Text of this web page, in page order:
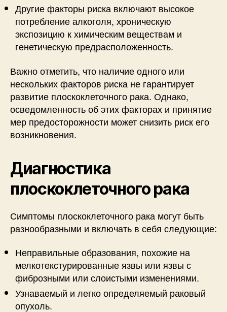
Другие факторы риска включают высокое
потребление алкоголя, хроническую
экспозицию к химическим веществам и
генетическую предрасположенность.
Важно отметить, что наличие одного или
нескольких факторов риска не гарантирует
развитие плоскоклеточного рака. Однако,
осведомленность об этих факторах и принятие
мер предосторожности может снизить риск его
возникновения.
Диагностика
плоскоклеточного рака
Симптомы плоскоклеточного рака могут быть
разнообразными и включать в себя следующие:
Неправильные образования, похожие на
мелкотекстурированные язвы или язвы с
фиброзными или слоистыми изменениями.
Узнаваемый и легко определяемый раковый
опухоль.